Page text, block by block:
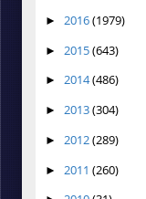
► 2016(1979)
► 2015(643)
► 2014(486)
► 2013(304)
► 2012(289)
► 2011 (260)